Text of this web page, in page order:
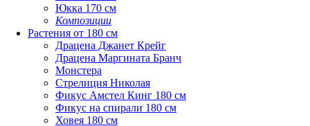
Юкка 170 см
Композиции
Растения от 180 см
Драцена Джанет Крейг
Драцена Маргината Бранч
Монстера
Стрелиция Николая
Фикус Амстел Кинг 180 см
Фикус на спирали 180 см
Ховея 180 см